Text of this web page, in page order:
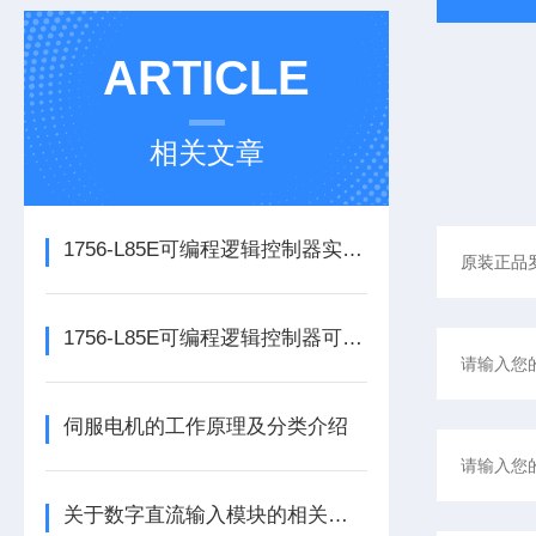
ARTICLE
相关文章
1756-L85E可编程逻辑控制器实操应用常见问题分析及解决方法探讨
1756-L85E可编程逻辑控制器可满足多行业自动化精准控制需求
伺服电机的工作原理及分类介绍
关于数字直流输入模块的相关介绍